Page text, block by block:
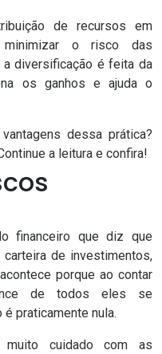
de recursos em
minimizar o risco das
diversificação é feita da
os ganhos e ajuda o
dessa prática?
a leitura e confira!
financeiro que diz que
de investimentos,
porque ao contar
de todos eles se
praticamente nula.
cuidado com as